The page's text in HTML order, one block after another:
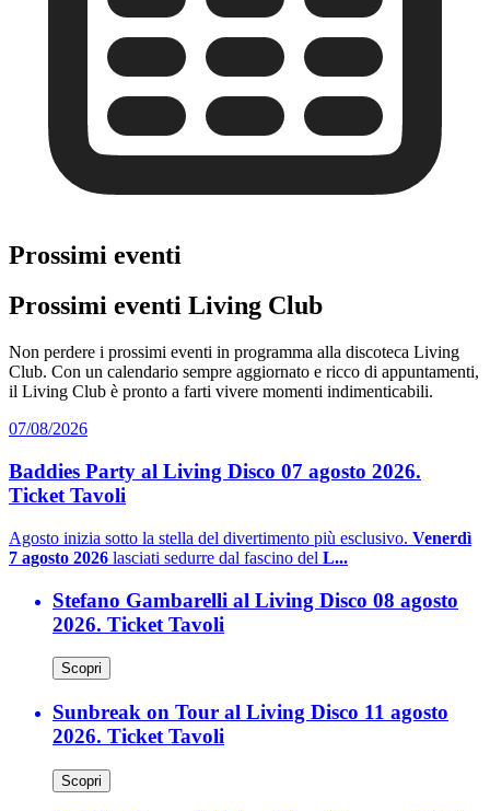
Prossimi eventi
Prossimi eventi Living Club
Non perdere i prossimi eventi in programma alla discoteca Living
Club. Con un calendario sempre aggiornato e ricco di appuntamenti,
il Living Club è pronto a farti vivere momenti indimenticabili.
07/08/2026
Baddies Party al Living Disco 07 agosto 2026.
Ticket Tavoli
Agosto inizia sotto la stella del divertimento più esclusivo. Venerdì
7 agosto 2026 lasciati sedurre dal fascino del L...
Stefano Gambarelli al Living Disco 08 agosto
2026. Ticket Tavoli
Scopri
Sunbreak on Tour al Living Disco 11 agosto
2026. Ticket Tavoli
Scopri